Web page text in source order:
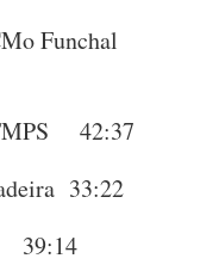
Funchal
42:37
33:22
39:14